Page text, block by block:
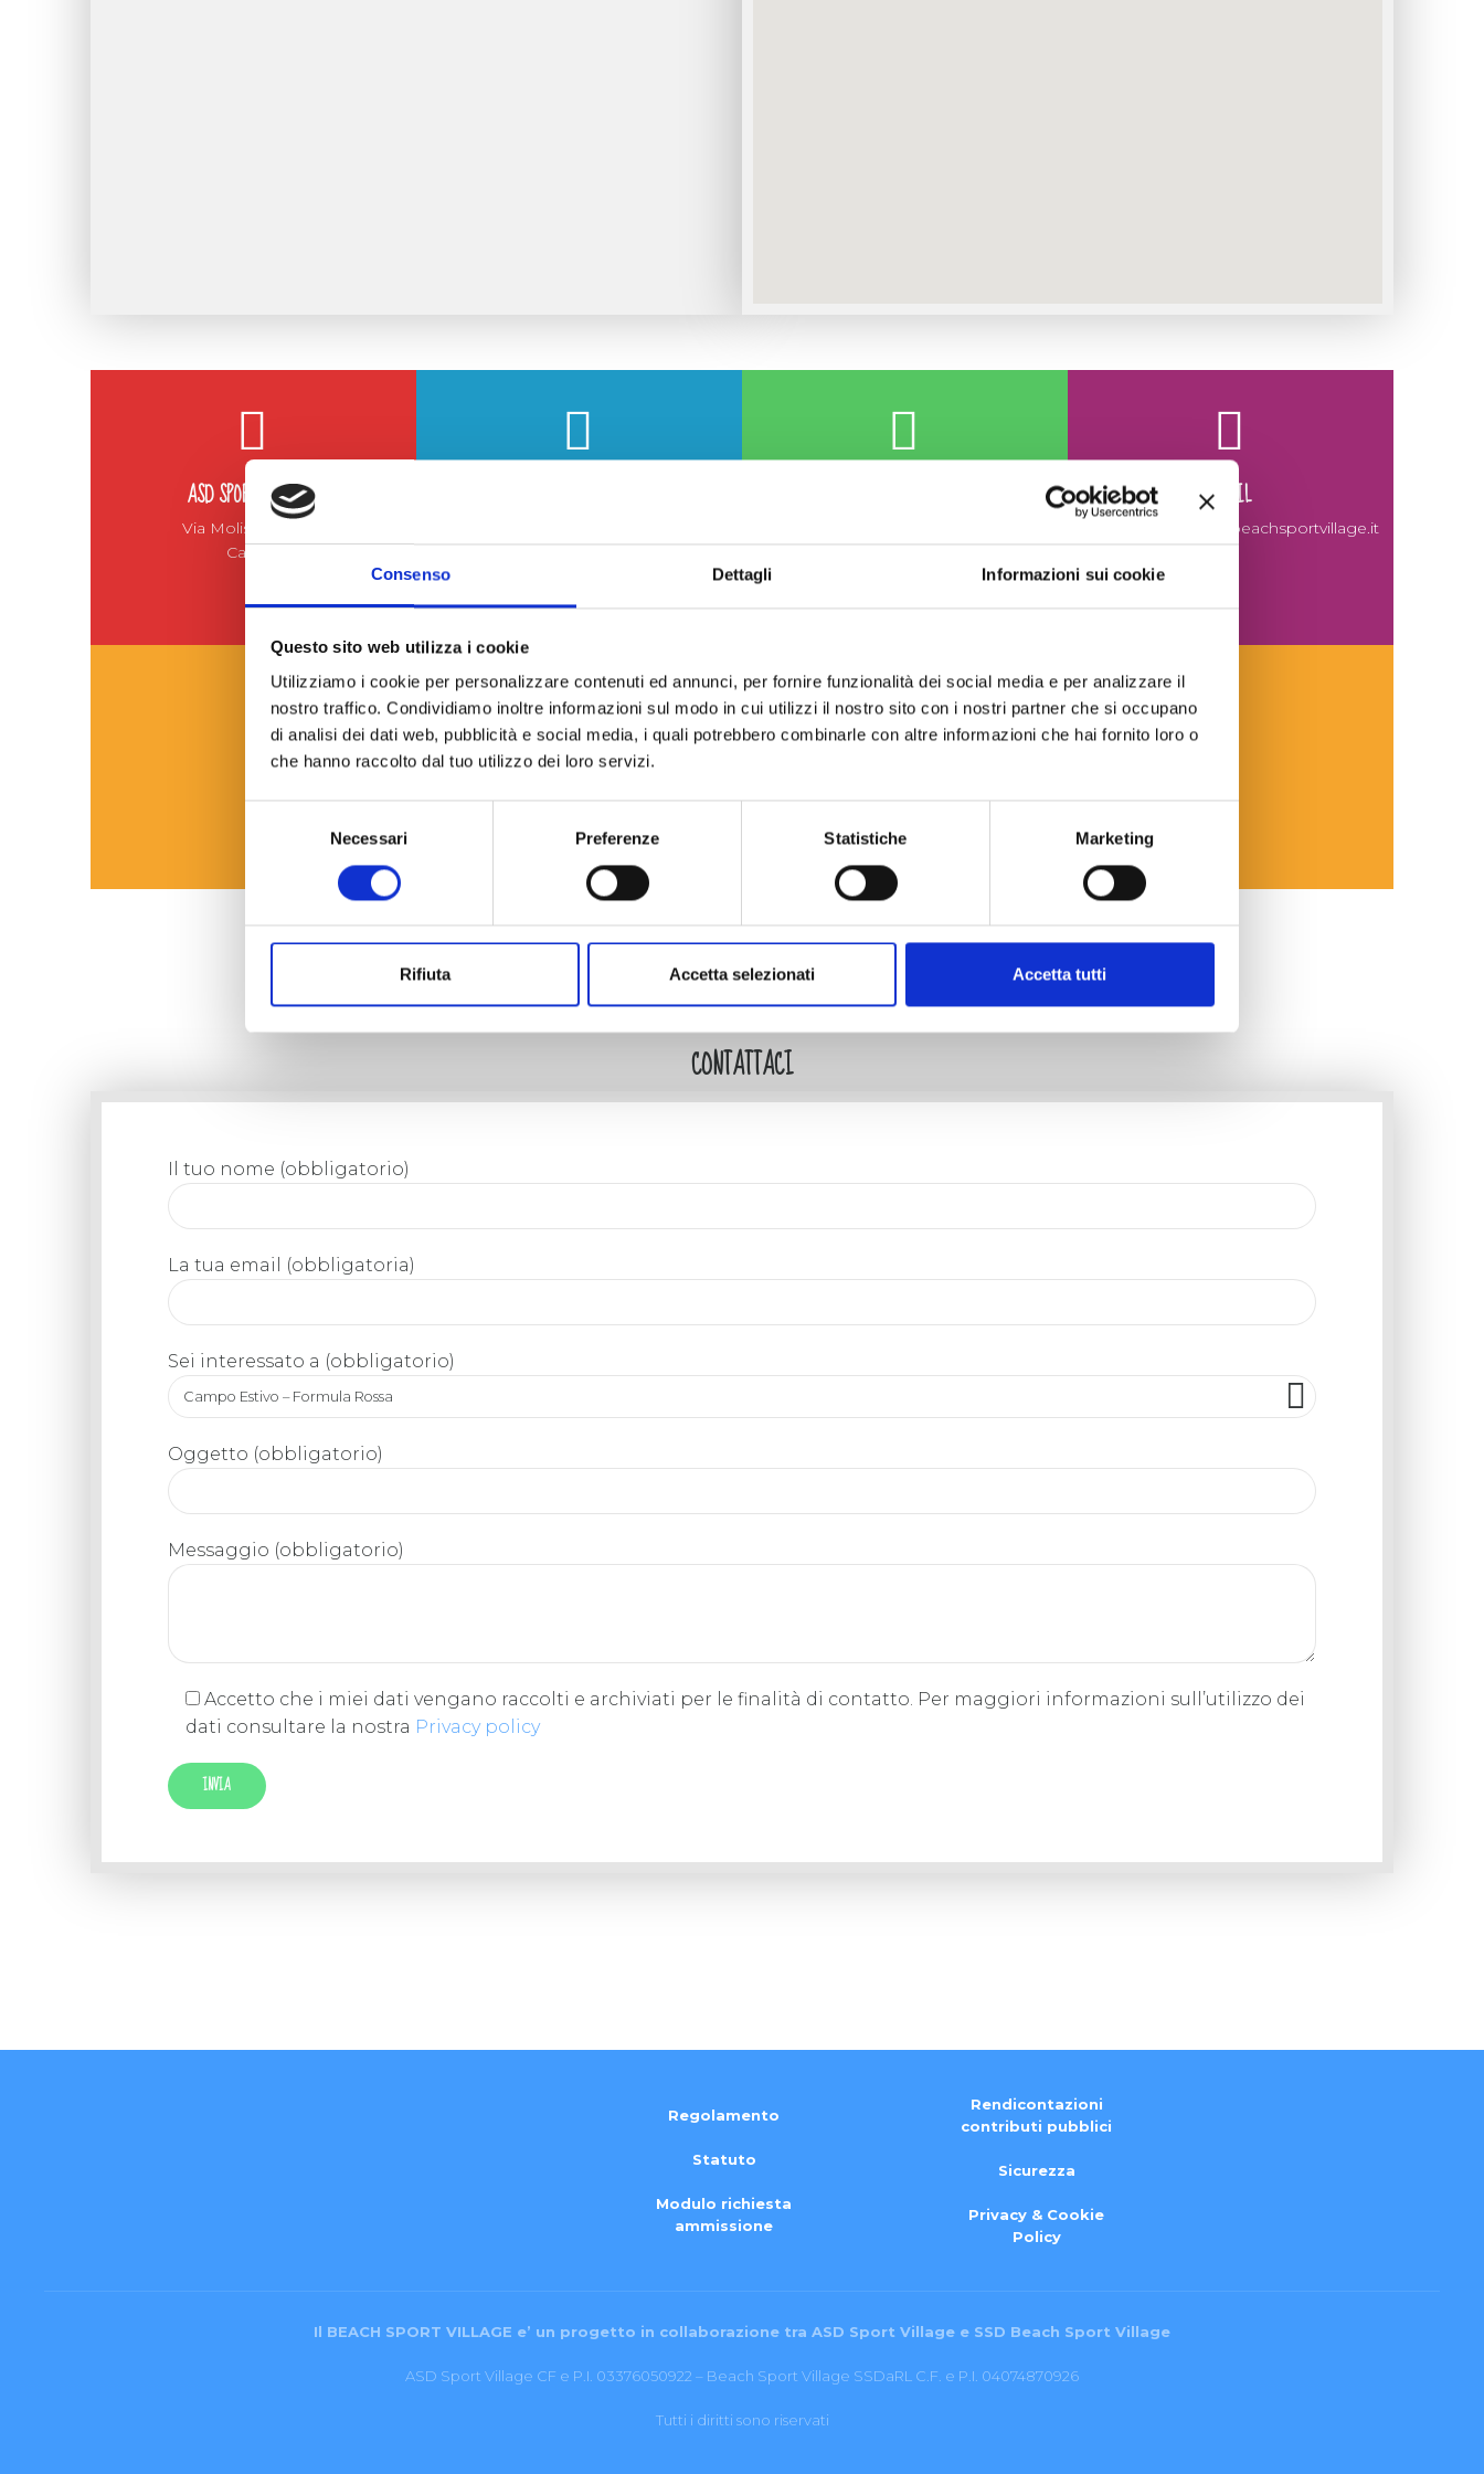
Consenso Dettagli Informazioni sui cookie
Questo sito web utilizza i cookie
Utilizziamo i cookie per personalizzare contenuti ed annunci, per fornire funzionalità dei social media e per analizzare il
nostro traffico. Condividiamo inoltre informazioni sul modo in cui utilizzi il nostro sito con i nostri partner che si occupano
di analisi dei dati web, pubblicità e social media, i quali potrebbero combinarle con altre informazioni che hai fornito loro o
che hanno raccolto dal tuo utilizzo dei loro servizi.
Necessari Preferenze Statistiche Marketing
Rifiuta Accetta selezionati Accetta tutti
ASD SPORT VILLAGE
Via Molise 6, 09127
Cagliari
EMAIL
marketing@beachsportvillage.it
Cooperativa “Golfo degli Angeli” Stabilimento 2 e 3 (quarta e quinta fermata CTM) nella spiaggia del Poetto di Cagliari.
CONTATTACI
Il tuo nome (obbligatorio)
La tua email (obbligatoria)
Sei interessato a (obbligatorio)
Campo Estivo – Formula Rossa
Oggetto (obbligatorio)
Messaggio (obbligatorio)
Accetto che i miei dati vengano raccolti e archiviati per le finalità di contatto. Per maggiori informazioni sull’utilizzo dei
dati consultare la nostra Privacy policy
Regolamento
Statuto
Modulo richiesta
ammissione
Rendicontazioni
contributi pubblici
Sicurezza
Privacy & Cookie
Policy
Il BEACH SPORT VILLAGE e’ un progetto in collaborazione tra ASD Sport Village e SSD Beach Sport Village
ASD Sport Village CF e P.I. 03376050922 – Beach Sport Village SSDaRL C.F. e P.I. 04074870926
Tutti i diritti sono riservati